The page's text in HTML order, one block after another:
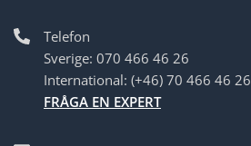
Telefon
Sverige: 070 466 46 26
International: (+46) 70 466 46 26
FRÅGA EN EXPERT